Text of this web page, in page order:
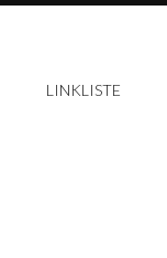
LINKLISTE